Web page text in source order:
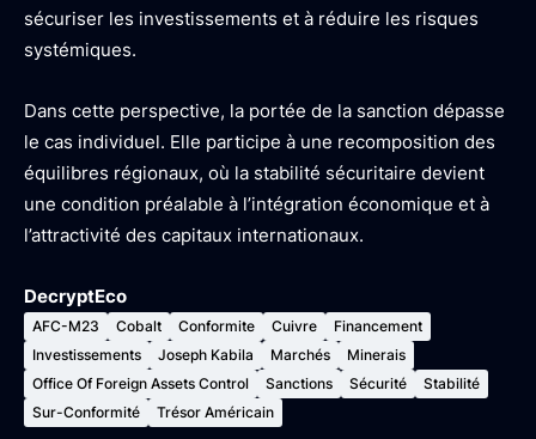
sécuriser les investissements et à réduire les risques
systémiques.
Dans cette perspective, la portée de la sanction dépasse
le cas individuel. Elle participe à une recomposition des
équilibres régionaux, où la stabilité sécuritaire devient
une condition préalable à l’intégration économique et à
l’attractivité des capitaux internationaux.
DecryptEco
AFC-M23 Cobalt Conformite Cuivre
Financement
Investissements
Joseph Kabila Marchés
Minerais
Office Of Foreign Assets Control
Sanctions Sécurité
Stabilité
Sur-Conformité
Trésor Américain